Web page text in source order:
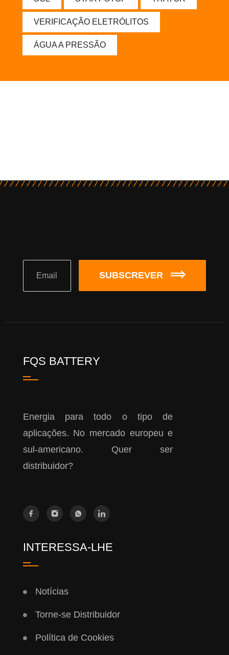
VERIFICAÇÃO ELETRÓLITOS
ÁGUA A PRESSÃO
SUBSCREVER
FQS BATTERY
Energia para todo o tipo de
aplicações. No mercado europeu e
sul-americano. Quer ser
distribuidor?
INTERESSA-LHE
Notícias
Torne-se Distribuidor
Política de Cookies